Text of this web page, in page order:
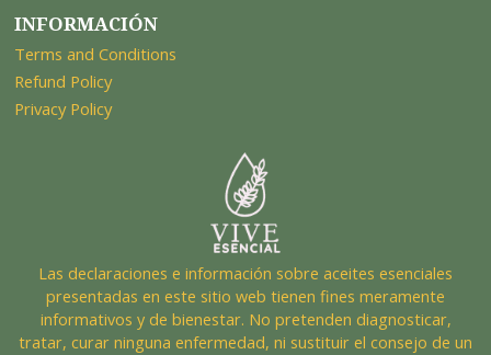
INFORMACIÓN
Terms and Conditions
Refund Policy
Privacy Policy
Las declaraciones e información sobre aceites esenciales
presentadas en este sitio web tienen fines meramente
informativos y de bienestar. No pretenden diagnosticar,
tratar, curar ninguna enfermedad, ni sustituir el consejo de un